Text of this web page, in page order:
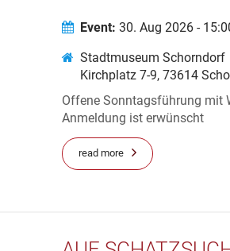
Event: 30. Aug 2026 -
Stadtmuseum Schorndorf
Kirchplatz 7-9, 73614
Offene Sonntagsführung mit
Anmeldung ist erwünscht
read more